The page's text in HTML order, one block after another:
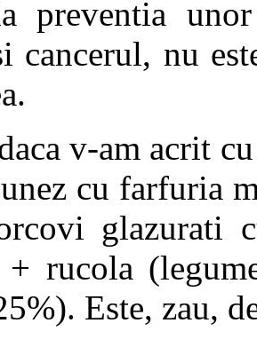
preventia
cancerul, nu
v-am acrit
cu farfuria
glazurati
+ rucola
Este, zau,